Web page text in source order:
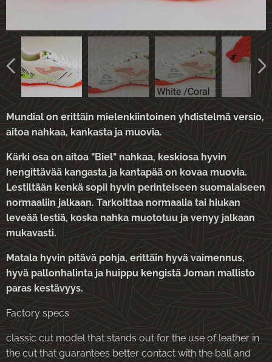
Mundial on erittäin mielenkiintoinen yhdistelmä versio,
aitoa nahkaa, kankasta ja muovia.
Kärki osa on aitoa "Biel" nahkaa, keskiosa hyvin
hengittävää kangasta ja kantapää on kovaa muovia.
Lestiltään kenkä sopii hyvin perinteiseen suomalaiseen
normaaliin jalkaan. Tarkoittaa normaalia tai hiukan
leveää lestiä, koska nahka muototuu ja venyy jalkaan
mukavasti.
Matala hyvin pitävä pohja, erittäin hyvä vaimennus,
hyvä pallonhalinta ja huippu kengistä Joman mallisto
paras kestävyys.
Factory specs
classic cut model that stands out for the use of leather in
the cut that guarantees better contact with the ball and